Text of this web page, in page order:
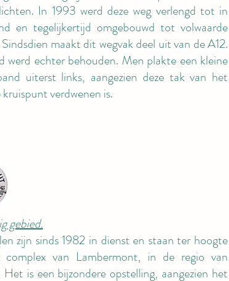
In 1993 werd deze weg verlengd tot in
en tegelijkertijd omgebouwd tot volwaarde
Sindsdien maakt dit wegvak deel uit van de A12.
werd echter behouden. Men plakte een kleine
uiterst links, aangezien deze tak van het
verdwenen is.
gebied.
zijn sinds 1982 in dienst en staan ter hoogte
van Lambermont, in de regio van
Het is een bijzondere opstelling, aangezien het